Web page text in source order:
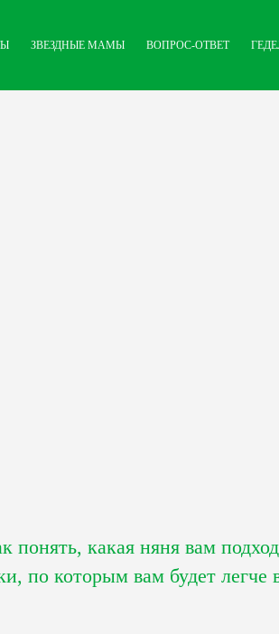
ЗВЕЗДНЫЕ МАМЫ ВОПРОС-ОТВЕТ
какая няня вам
по которым вам будет легче